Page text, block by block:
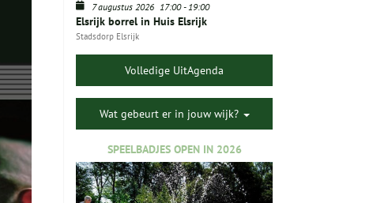
7 augustus 2026 17:00-19:00
Elsrijk borrel in Huis Elsrijk
Stadsdorp Elsrijk
Volledige UitAgenda
Wat gebeurt er in jouw wijk?
SPEELBADJES OPEN IN 2026